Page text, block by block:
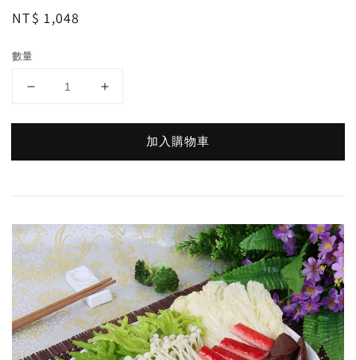
Regular
NT$ 1,048
數量
加入購物車